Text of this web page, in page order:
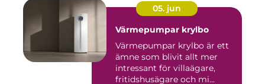
05. jun
Värmepumpar krylbo
Värmepumpar krylbo är ett
ämne som blivit allt mer
intressant för villaägare,
fritidshusägare och mi...